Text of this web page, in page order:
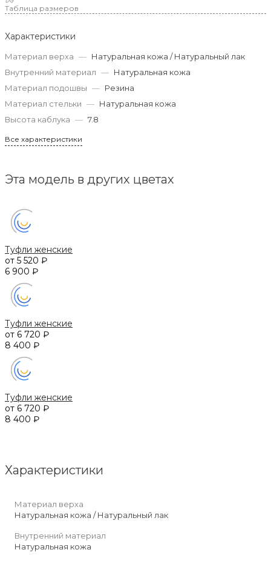
Таблица размеров
Характеристики
Материал верха — Натуральная кожа / Натуральный лак
Внутренний материал — Натуральная кожа
Материал подошвы — Резина
Материал стельки — Натуральная кожа
Высота каблука — 7.8
Все характеристики
Эта модель в других цветах
Туфли женские
от 5 520 ₽
6 900 ₽
Туфли женские
от 6 720 ₽
8 400 ₽
Туфли женские
от 6 720 ₽
8 400 ₽
Характеристики
Материал верха
Натуральная кожа / Натуральный лак
Внутренний материал
Натуральная кожа